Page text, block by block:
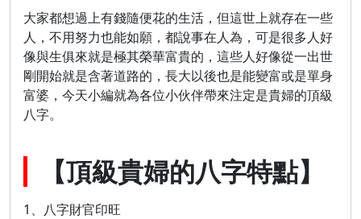
大家都想過上有錢隨便花的生活，但這世上就存在一些
人，不用努力也能如願，都說事在人為，可是很多人好
像與生俱來就是極其榮華富貴的，這些人好像從一出世
剛開始就是含著道路的，長大以後也是能變富或是單身
富婆，今天小編就為各位小伙伴帶來注定是貴婦的頂級
八字。
【頂級貴婦的八字特點】
1、八字財官印旺